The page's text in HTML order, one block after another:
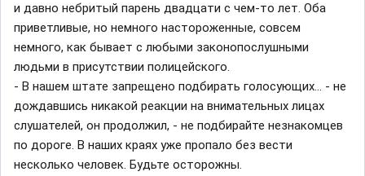
и давно небритый парень двадцати с чем-то лет. Оба
приветливые, но немного настороженные, совсем
немного, как бывает с любыми законопослушными
людьми в присутствии полицейского.
- В нашем штате запрещено подбирать голосующих... - не
дождавшись никакой реакции на внимательных лицах
слушателей, он продолжил, - не подбирайте незнакомцев
по дороге. В наших краях уже пропало без вести
несколько человек. Будьте осторожны.